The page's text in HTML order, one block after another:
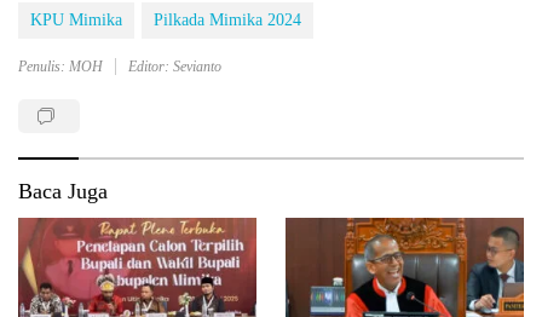
KPU Mimika Pilkada Mimika 2024
Penulis: MOH Editor: Sevianto
Baca Juga